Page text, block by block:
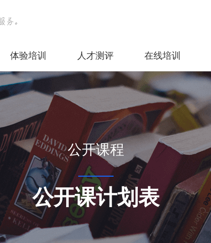
体验培训 人才测评 在线培训
公开课程
公开课计划表